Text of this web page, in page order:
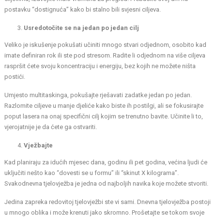
postavku “dostignuća” kako bi stalno bili svjesni ciljeva.
Usredotočite se na jedan po jedan cilj
Veliko je iskušenje pokušati učiniti mnogo stvari odjednom, osobito kad
imate definiran rok ili ste pod stresom. Radite li odjednom na više ciljeva
raspršit ćete svoju koncentraciju i energiju, bez kojih ne možete ništa
postići.
Umjesto multitaskinga, pokušajte rješavati zadatke jedan po jedan.
Razlomite ciljeve u manje djeliće kako biste ih postilgi, ali se fokusirajte
poput lasera na onaj specifični cilj kojim se trenutno bavite. Učinite li to,
vjerojatnije je da ćete ga ostvariti.
Vježbajte
Kad planiraju za idućih mjesec dana, godinu ili pet godina, većina ljudi će
uključiti nešto kao “dovesti se u formu” ili “skinut X kilograma”.
Svakodnevna tjelovježba je jedna od najboljih navika koje možete stvoriti.
Jedina zapreka redovitoj tjelovježbi ste vi sami. Dnevna tjelovježba postoji
u mnogo oblika i može krenuti jako skromno. Prošetajte se tokom svoje